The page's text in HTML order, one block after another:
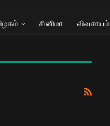
சினிமா விவசாயம்